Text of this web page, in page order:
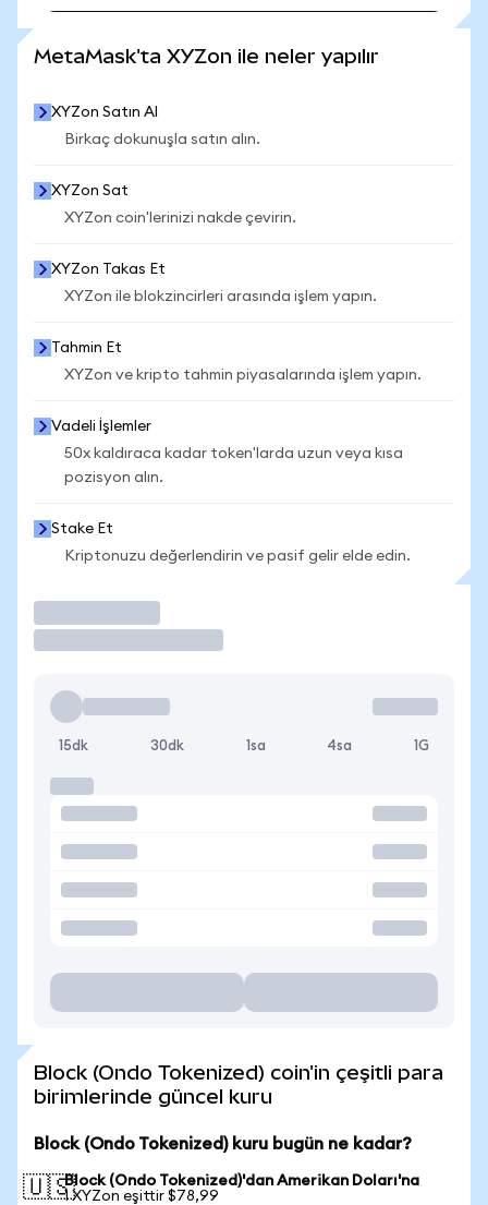
MetaMask'ta XYZon ile neler yapılır
XYZon Satın Al
Birkaç dokunuşla satın alın.
XYZon Sat
XYZon coin'lerinizi nakde çevirin.
XYZon Takas Et
XYZon ile blokzincirleri arasında işlem yapın.
Tahmin Et
XYZon ve kripto tahmin piyasalarında işlem yapın.
Vadeli İşlemler
50x kaldıraca kadar token'larda uzun veya kısa
pozisyon alın.
Stake Et
Kriptonuzu değerlendirin ve pasif gelir elde edin.
15dk 30dk 1sa 4sa 1G
Block (Ondo Tokenized) coin'in çeşitli para
birimlerinde güncel kuru
Block (Ondo Tokenized) kuru bugün ne kadar?
🇺🇸Block (Ondo Tokenized)'dan Amerikan Doları'na
1 XYZon eşittir $78,99